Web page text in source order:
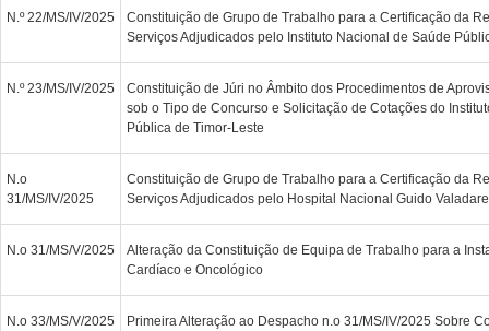
N.º 22/MS/IV/2025
Constituição de Grupo de Trabalho para a Certificação da
Serviços Adjudicados pelo Instituto Nacional de Saúde
N.º 23/MS/IV/2025
Constituição de Júri no Âmbito dos Procedimentos de
sob o Tipo de Concurso e Solicitação de Cotações do
Pública de Timor-Leste
N.o
31/MS/IV/2025
Constituição de Grupo de Trabalho para a Certificação da
Serviços Adjudicados pelo Hospital Nacional Guido
N.o 31/MS/V/2025
Alteração da Constituição de Equipa de Trabalho para a
Cardíaco e Oncológico
N.o 33/MS/V/2025
Primeira Alteração ao Despacho n.o 31/MS/IV/2025 Sobre